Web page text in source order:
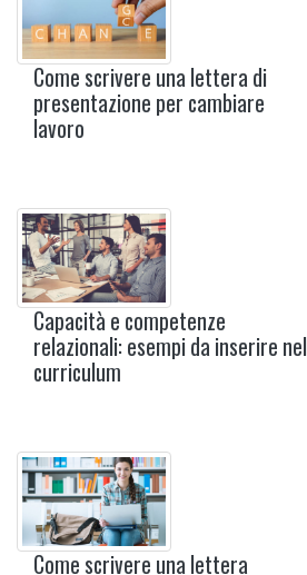
Come scrivere una lettera di
presentazione per cambiare
lavoro
Capacità e competenze
relazionali: esempi da inserire nel
curriculum
Come scrivere una lettera